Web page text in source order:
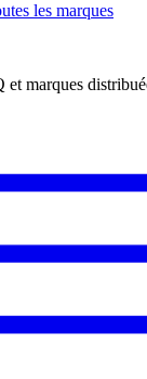
les marques
marques